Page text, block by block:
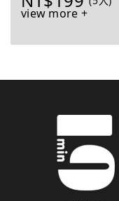
view more +